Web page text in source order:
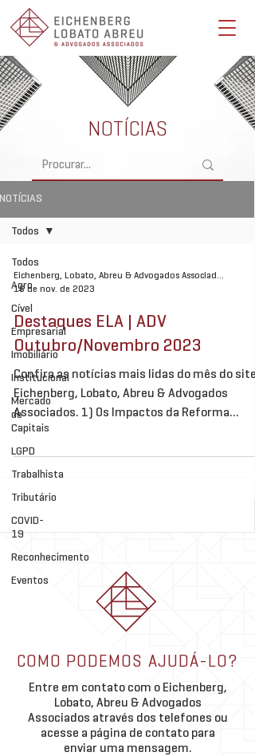
Eichenberg, Lobato, Abreu & Advogados Associados -
Advocacia Full Service
NOTÍCIAS
Todos
Agro
Cível
Empresarial
Imobiliário
Institucional
Mercado
de
Capitais
LGPD
Trabalhista
Tributário
COVID-
19
Reconhecimento
Eventos
Todos
Eichenberg, Lobato, Abreu & Advogados Associados
16 de nov. de 2023
Destaques ELA | ADV
Outubro/Novembro 2023
Confira as notícias mais lidas do mês do site
Eichenberg, Lobato, Abreu & Advogados
Associados. 1) Os Impactos da Reforma
Tributária no...
NOTÍCIAS
COMO PODEMOS AJUDÁ-LO?
Entre em contato com o Eichenberg,
Lobato, Abreu & Advogados
Associados através dos telefones ou
acesse a página de contato para
enviar uma mensagem.